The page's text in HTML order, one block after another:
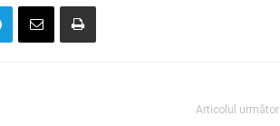
Articolul următor